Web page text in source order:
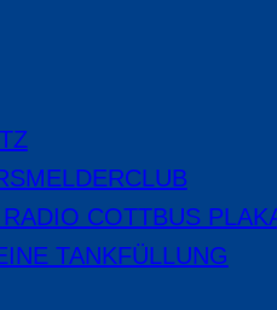
COTTBUS
TANKFÜLLUNG